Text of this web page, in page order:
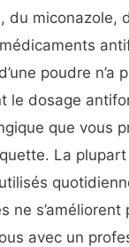
du miconazole,
poudre n’a
le dosage
que vous
La
ne
avec un